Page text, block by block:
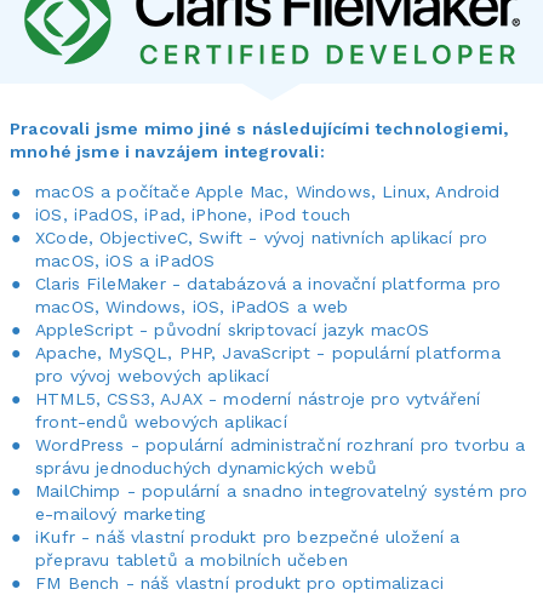
Pracovali jsme mimo jiné s následujícími technologiemi,
mnohé jsme i navzájem integrovali:
macOS a počítače Apple Mac, Windows, Linux, Android
iOS, iPadOS, iPad, iPhone, iPod touch
XCode, ObjectiveC, Swift - vývoj nativních aplikací pro
macOS, iOS a iPadOS
Claris FileMaker - databázová a inovační platforma pro
macOS, Windows, iOS, iPadOS a web
AppleScript - původní skriptovací jazyk macOS
Apache, MySQL, PHP, JavaScript - populární platforma
pro vývoj webových aplikací
HTML5, CSS3, AJAX - moderní nástroje pro vytváření
front-endů webových aplikací
WordPress - populární administrační rozhraní pro tvorbu a
správu jednoduchých dynamických webů
MailChimp - populární a snadno integrovatelný systém pro
e-mailový marketing
iKufr - náš vlastní produkt pro bezpečné uložení a
přepravu tabletů a mobilních učeben
FM Bench - náš vlastní produkt pro optimalizaci